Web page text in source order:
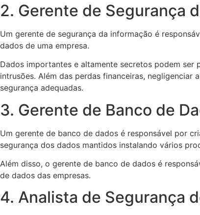
2. Gerente de Segurança
Um gerente de segurança da informação é
dados de uma empresa.
Dados importantes e altamente secretos podem
intrusões. Além das perdas financeiras,
segurança adequadas.
3. Gerente de Banco de
Um gerente de banco de dados é responsável por
segurança dos dados mantidos instalando vários
Além disso, o gerente de banco de dados é
de dados das empresas.
4. Analista de Segurança